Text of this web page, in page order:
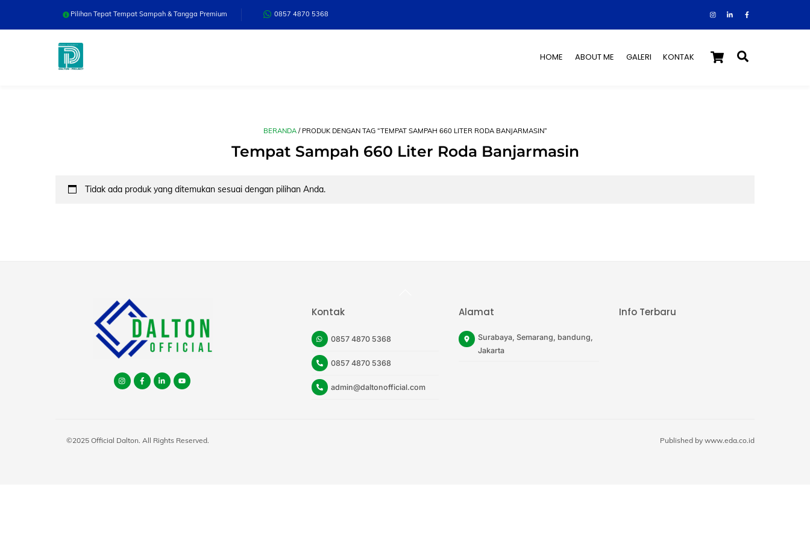
content
Pilihan Tepat Tempat Sampah & Tangga Premium 0857 4870 5368
InstagramFacebookTiktok
Cart
HOME ABOUT ME GALERI KONTAK
BERANDA/ PRODUK DENGAN TAG “TEMPAT SAMPAH 660 LITER RODA BANJARMASIN”
Tempat Sampah 660 Liter Roda Banjarmasin
Tidak ada produk yang ditemukan sesuai dengan pilihan Anda.
Instagramfacebook
tiktokyoutube
Kontak
0857 4870 5368
0857 4870 5368
admin@daltonofficial.com
Alamat
Surabaya, Semarang, bandung,
Jakarta
Info Terbaru
©2025 Official Dalton. All Rights Reserved. Published by www.eda.co.id